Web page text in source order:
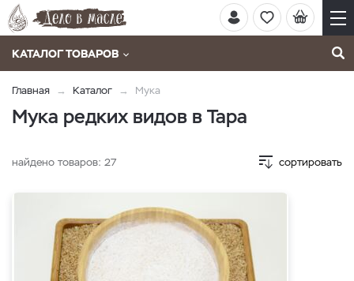
КАТАЛОГ ТОВАРОВ
Главная Каталог Мука
Мука редких видов в Тара
найдено товаров: 27 сортировать